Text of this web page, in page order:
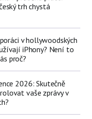
trh chystá
v hollywoodských
iPhony? Není to
proč?
2026: Skutečně
vaše zprávy v